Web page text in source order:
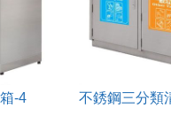
-4 不銹鋼三分類